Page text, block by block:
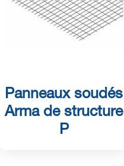
Panneaux soudés
Arma de structure
P